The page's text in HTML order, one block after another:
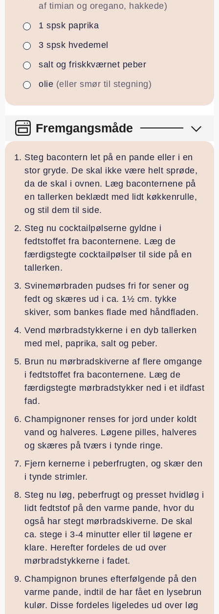
af timian og oregano, hakkede)
▢
1 spsk paprika
▢
3 spsk hvedemel
▢
salt og friskkværnet peber
▢
olie (eller smør til stegning)
Fremgangsmåde
Steg bacontern let på en pande eller i en
stor gryde. De skal ikke være helt sprøde,
da de skal i ovnen. Læg baconternene på
en tallerken beklædt med lidt køkkenrulle,
og stil dem til side.
Steg nu cocktailpølserne gyldne i
fedtstoffet fra baconternene. Læg de
færdigstegte cocktailpølser til side på en
tallerken.
Svinemørbraden pudses fri for sener og
fedt og skæres ud i ca. 1½ cm. tykke
skiver, som bankes flade med håndfladen.
Vend mørbradstykkerne i en dyb tallerken
med mel, paprika, salt og peber.
Brun nu mørbradskiverne af flere omgange
i fedtstoffet fra baconternene. Læg de
færdigstegte mørbradstykker ned i et ildfast
fad.
Champignoner renses for jord under koldt
vand og halveres. Løgene pilles, halveres
og skæres på tværs i tynde ringe.
Fjern kernerne i peberfrugten, og skær den
i tynde strimler.
Steg nu løg, peberfrugt og presset hvidløg i
lidt fedtstof på den varme pande, hvor du
også har stegt mørbradskiverne. De skal
ca. stege i 3-4 minutter eller til løgene er
klare. Herefter fordeles de ud over
mørbradstykkerne i fadet.
Champignon brunes efterfølgende på den
varme pande, indtil de har fået en lysebrun
kulør. Disse fordeles ligeledes ud over løg